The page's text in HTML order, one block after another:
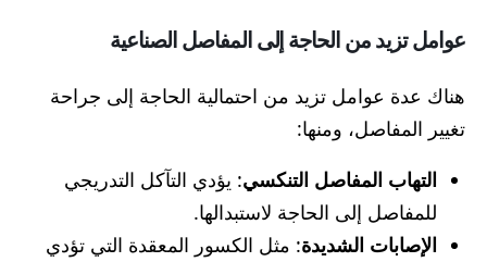
عوامل تزيد من الحاجة إلى المفاصل الصناعية
هناك عدة عوامل تزيد من احتمالية الحاجة إلى جراحة
تغيير المفاصل، ومنها:
التهاب المفاصل التنكسي: يؤدي التآكل التدريجي
للمفاصل إلى الحاجة لاستبدالها.
الإصابات الشديدة: مثل الكسور المعقدة التي تؤدي